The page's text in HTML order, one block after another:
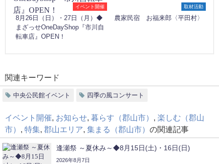
イベント開催
8月26日（日）・27日（月）◆
まざっせOneDayShop『市川自
転車店』OPEN！
取材活動
農家民宿 お福来郎〈平田村〉
関連キーワード
中央公民館イベント 四季の風コンサート
イベント開催 お知らせ 暮らす（郡山市）
楽しむ（郡山
市）
特集 郡山エリア 集まる（郡山市） の関連記事
逢瀬祭 ～夏休み～◆8月15日(土)・16日(日)
2026年8月7日